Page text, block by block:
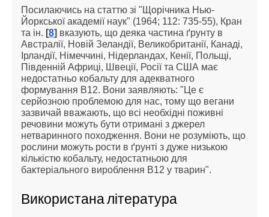
Посилаючись на статтю зі "Щорічника Нью-
Йоркської академії наук" (1964; 112: 735-55), Кран
та ін. [8] вказують, що деяка частина ґрунту в
Австралії, Новій Зеландії, Великобританії, Канаді,
Ірландії, Німеччині, Нідерландах, Кенії, Польщі,
Південній Африці, Швеції, Росії та США має
недостатньо кобальту для адекватного
формування B12. Вони заявляють: "Це є
серйозною проблемою для нас, тому що вегани
зазвичай вважають, що всі необхідні поживні
речовини можуть бути отримані з джерел
нетваринного походження. Вони не розуміють, що
рослини можуть рости в ґрунті з дуже низькою
кількістю кобальту, недостатньою для
бактеріального вироблення В12 у тварин".
Використана література